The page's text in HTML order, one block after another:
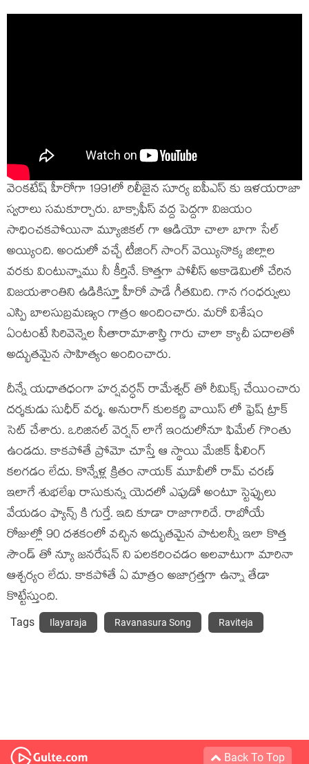
వెంకటేష్ హీరోగా 1991లో రిలీజైన సూర్య ఐపీఎస్ కు ఇళయరాజా
స్వరాలు సమకూర్చారు. బాక్సాఫీస్ వద్ద పెద్దగా విజయం
సాధించకపోయినా మ్యూజికల్ గా ఆడియో చాలా బాగా సేల్
అయ్యింది. అందులో వచ్చే టీజింగ్ సాంగ్ వెయ్యినొక్క జిల్లాల
వరకు వింటున్నాము నీ కీర్తినే. కొత్తగా పోలీస్ అకాడెమిలో చేరిన
విజయశాంతిని ఉడికిస్తూ హీరో పాడే గీతమిది. గాన గంధర్వులు
ఎస్పి బాలసుబ్రమణ్యం గాత్రం అందించారు. మరో విశేషం
ఏంటంటే సిరివెన్నెల సీతారామాశాస్త్రి గారు చాలా క్యాచీ పదాలతో
అద్భుతమైన సాహిత్యం అందించారు.
దీన్నే యధాతధంగా హర్షవర్ధన్ రామేశ్వర్ తో రీమిక్స్ చేయించారు
దర్శకుడు సుధీర్ వర్మ. అనురాగ్ కులకర్ణి వాయిస్ లో ఫ్రెష్ ట్రాక్
సెట్ చేశారు. ఒరిజినల్ వెర్షన్ లాగే ఇందులోనూ ఫిమేల్ గొంతు
ఉండదు. కాకపోతే ప్రోమో చూస్తే ఆ స్థాయి మేజిక్ ఫీలింగ్
కలగడం లేదు. కొన్నేళ్ల క్రితం నాయక్ మూవీలో రామ్ చరణ్
ఇలాగే శుభలేఖ రాసుకున్న యెదలో ఎపుడో అంటూ స్టెప్పులు
వేయడం ఫ్యాన్స్ కి గుర్తే. ఇది కూడా రాజాగారిదే. రాబోయే
రోజుల్లో 90 దశకంలో వచ్చిన అద్భుతమైన పాటలన్నీ ఇలా కొత్త
సౌండ్ తో న్యూ జనరేషన్ ని పలకరించడం అలవాటుగా మారినా
ఆశ్చర్యం లేదు. కాకపోతే ఏ మాత్రం అజాగ్రత్తగా ఉన్నా తేడా
కొట్టేస్తుంది.
Tags Ilayaraja Ravanasura Song Raviteja
Back To Top